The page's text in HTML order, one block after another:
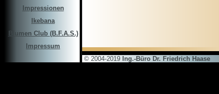
Impressionen
Ikebana
Blumen Club (B.F.A.S.)
Impressum
© 2004-2019 Ing.-Büro Dr. Friedrich Haase